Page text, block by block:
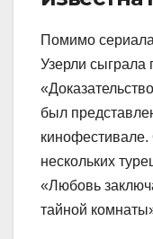
Помимо
Узерли
был
кинофестивале.
нескольких
«Любовь
тайной